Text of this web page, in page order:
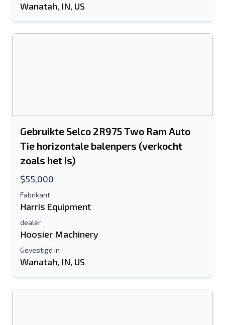
Wanatah, IN, US
Gebruikte Selco 2R975 Two Ram Auto
Tie horizontale balenpers (verkocht
zoals het is)
$55,000
Fabrikant
Harris Equipment
dealer
Hoosier Machinery
Gevestigd in
Wanatah, IN, US